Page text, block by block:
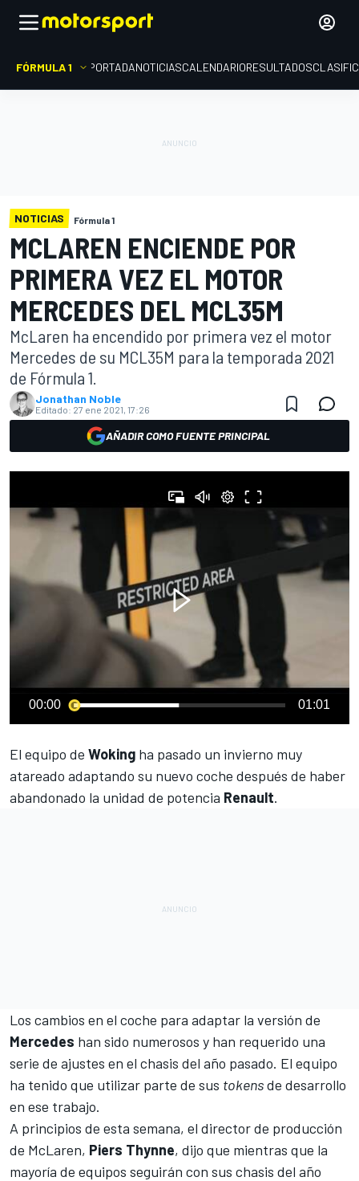
FÓRMULA 1 PORTADANOTICIASCALENDARIORESULTADOS
NOTICIAS Fórmula 1
MCLAREN ENCIENDE POR
PRIMERA VEZ EL MOTOR
MERCEDES DEL MCL35M
McLaren ha encendido por primera vez el motor
Mercedes de su MCL35M para la temporada 2021
de Fórmula 1.
Jonathan Noble
Editado: 27 ene 2021, 17:26
AÑADIR COMO FUENTE PRINCIPAL
00:00 01:01
El equipo de Woking ha pasado un invierno muy
atareado adaptando su nuevo coche después de haber
abandonado la unidad de potencia Renault.
Los cambios en el coche para adaptar la versión de
Mercedes han sido numerosos y han requerido una
serie de ajustes en el chasis del año pasado. El equipo
ha tenido que utilizar parte de sus tokensde desarrollo
en ese trabajo.
A principios de esta semana, el director de producción
de McLaren, Piers Thynne, dijo que mientras que la
mayoría de equipos seguirán con sus chasis del año